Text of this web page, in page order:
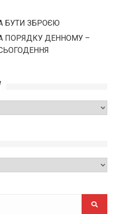
БУТИ ЗБРОЄЮ
ПОРЯДКУ ДЕННОМУ –